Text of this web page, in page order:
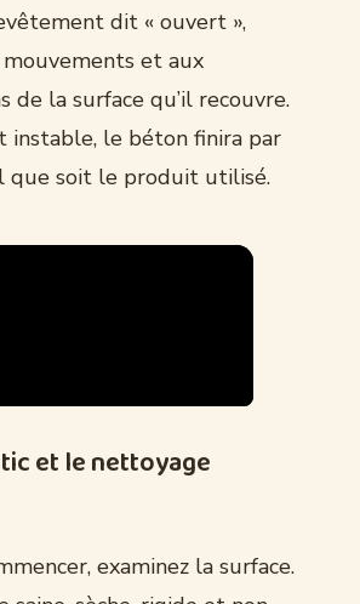
dit « ouvert »,
et aux
de la surface qu’il recouvre.
instable, le béton finira par
que soit le produit utilisé.
et le nettoyage
examinez la surface.